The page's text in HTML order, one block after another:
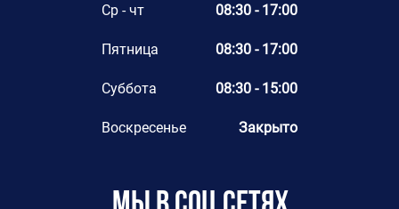
Ср - чт 08:30 - 17:00
Пятница 08:30 - 17:00
Суббота 08:30 - 15:00
Воскресенье Закрыто